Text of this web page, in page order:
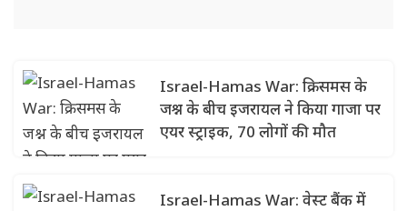
Israel-Hamas War: क्रिसमस के
जश्न के बीच इजरायल ने किया गाजा पर
एयर स्ट्राइक, 70 लोगों की मौत
Israel-Hamas War: वेस्ट बैंक में